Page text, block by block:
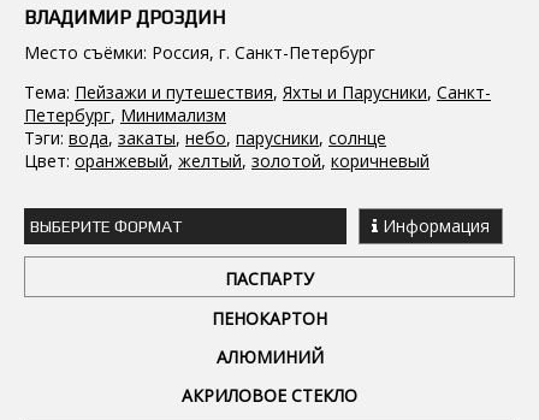
ВЛАДИМИР ДРОЗДИН
Место съёмки: Россия, г. Санкт-Петербург
Тема: Пейзажи и путешествия, Яхты и Парусники, Санкт-
Петербург, Минимализм
Тэги: вода, закаты, небо, парусники, солнце
Цвет: оранжевый, желтый, золотой, коричневый
ВЫБЕРИТЕ ФОРМАТ Информация
ПАСПАРТУ
ПЕНОКАРТОН
АЛЮМИНИЙ
АКРИЛОВОЕ СТЕКЛО